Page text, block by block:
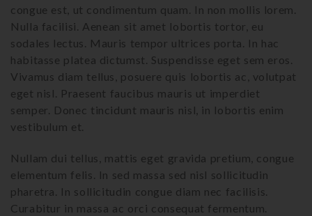
congue est, ut condimentum quam. In non mollis lorem.
Nulla facilisi. Aenean sit amet lobortis tortor, eu
sodales lectus. Mauris tempor ultrices porta. In hac
habitasse platea dictumst. Suspendisse eget sem eros.
Vivamus diam tellus, posuere quis lobortis ac, volutpat
eget nisl. Praesent faucibus mauris ut imperdiet
semper. Donec tincidunt mauris nisl, in lobortis enim
vestibulum et.
Nullam dui tellus, mattis eget gravida pretium, congue
elementum felis. In sed massa sed nisl sollicitudin
pharetra. In sollicitudin congue diam nec facilisis.
Curabitur in massa ac orci consequat fermentum.